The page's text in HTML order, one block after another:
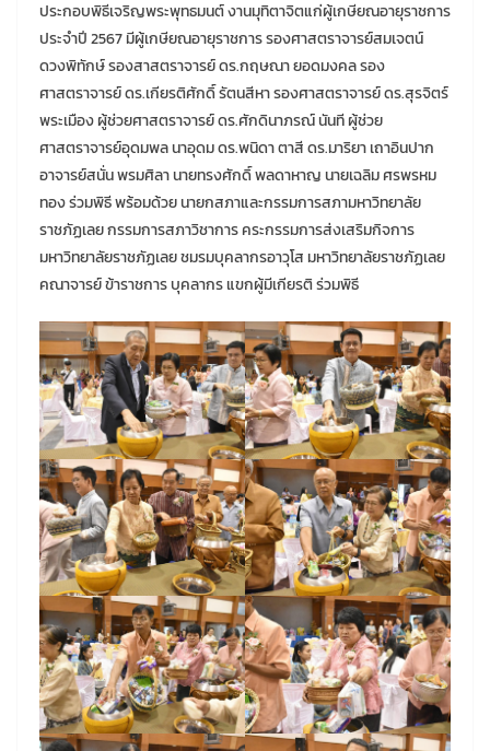
ประกอบพิธีเจริญพระพุทธมนต์ งานมุทิตาจิตแก่ผู้เกษียณอายุราชการ
ประจำปี 2567 มีผู้เกษียณอายุราชการ รองศาสตราจารย์สมเจตน์
ดวงพิทักษ์ รองสาสตราจารย์ ดร.กฤษณา ยอดมงคล รอง
ศาสตราจารย์ ดร.เกียรติศักดิ์ รัตนสีหา รองศาสตราจารย์ ดร.สุรจิตร์
พระเมือง ผู้ช่วยศาสตราจารย์ ดร.ศักดินาภรณ์ นันที ผู้ช่วย
ศาสตราจารย์อุดมพล นาอุดม ดร.พนิดา ตาสี ดร.มาริยา เถาอินปาก
อาจารย์สนั่น พรมศิลา นายทรงศักดิ์ พลดาหาญ นายเฉลิม ศรพรหม
ทอง ร่วมพิธี พร้อมด้วย นายกสภาและกรรมการสภามหาวิทยาลัย
ราชภัฏเลย กรรมการสภาวิชาการ คระกรรมการส่งเสริมกิจการ
มหาวิทยาลัยราชภัฏเลย ชมรมบุคลากรอาวุโส มหาวิทยาลัยราชภัฏเลย
คณาจารย์ ข้าราชการ บุคลากร แขกผู้มีเกียรติ ร่วมพิธี